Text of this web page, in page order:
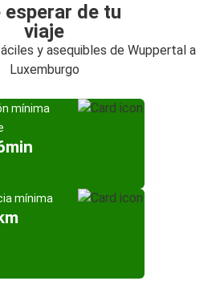
esperar de tu
viaje
y asequibles de Wuppertal a
Luxemburgo
mínima
mínima